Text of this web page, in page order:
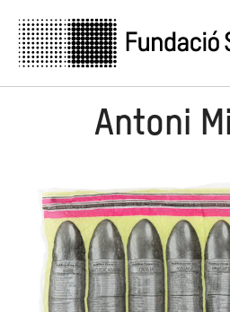
Antoni